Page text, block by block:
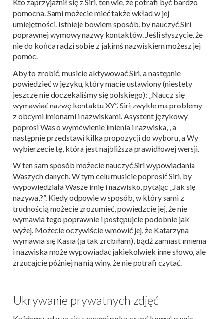
Kto zaprzyjaźnił się z Siri, ten wie, że potrafi być bardzo
pomocna. Sami możecie mieć także wkład w jej
umiejętności. Istnieje bowiem sposób, by nauczyć Siri
poprawnej wymowy nazwy kontaktów. Jeśli słyszycie, że
nie do końca radzi sobie z jakimś nazwiskiem możesz jej
pomóc.
Aby to zrobić, musicie aktywować Siri, a następnie
powiedzieć w języku, który macie ustawiony (niestety
jeszcze nie doczekaliśmy się polskiego): „Naucz się
wymawiać nazwę kontaktu XY”. Siri zwykle ma problemy
z obcymi imionami i nazwiskami. Asystent językowy
poprosi Was o wymówienie imienia i nazwiska, , a
następnie przedstawi kilka propozycji do wyboru, a Wy
wybierzecie tę, która jest najbliższa prawidłowej wersji.
W ten sam sposób możecie nauczyć Siri wypowiadania
Waszych danych. W tym celu musicie poprosić Siri, by
wypowiedziała Wasze imię i nazwisko, pytając „Jak się
nazywa,?”. Kiedy odpowie w sposób, w który sami z
trudnością możecie zrozumieć, powiedzcie jej, że nie
wymawia tego poprawnie i postępujcie podobnie jak
wyżej. Możecie oczywiście wmówić jej, że Katarzyna
wymawia się Kasia (ja tak zrobiłam), bądź zamiast imienia
i nazwiska może wypowiadać jakiekolwiek inne słowo, ale
zrzucajcie później na nią winy, że nie potrafi czytać.
Ukrywanie prywatnych zdjęć